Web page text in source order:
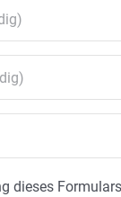
dieses Formulars